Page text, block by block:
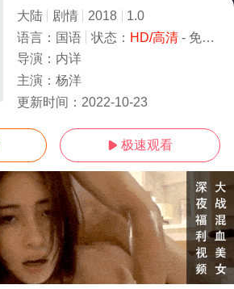
大陆 剧情 2018
1.0
语言： 国语 状态： HD/高清- 免费在线观看
导演： 内详
主演： 杨洋
更新时间： 2022-10-23
 极速观看